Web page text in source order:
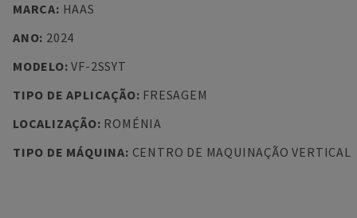
MARCA: HAAS
ANO: 2024
MODELO:VF-2SSYT
TIPO DE APLICAÇÃO: FRESAGEM
LOCALIZAÇÃO: ROMÉNIA
TIPO DE MÁQUINA: CENTRO DE MAQUINAÇÃO VERTICAL